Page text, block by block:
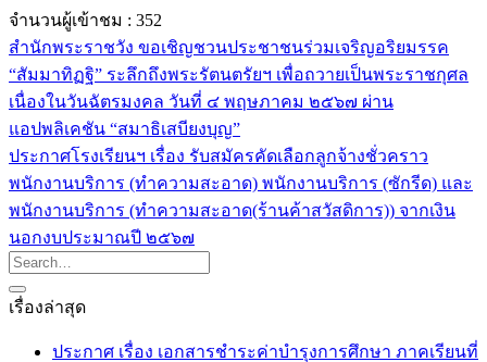
จำนวนผู้เข้าชม : 352
สำนักพระราชวัง ขอเชิญชวนประชาชนร่วมเจริญอริยมรรค
“สัมมาทิฏฐิ” ระลึกถึงพระรัตนตรัยฯ เพื่อถวายเป็นพระราชกุศล
เนื่องในวันฉัตรมงคล วันที่ ๔ พฤษภาคม ๒๕๖๗ ผ่าน
แอปพลิเคชัน “สมาธิเสบียงบุญ”
ประกาศโรงเรียนฯ เรื่อง รับสมัครคัดเลือกลูกจ้างชั่วคราว
พนักงานบริการ (ทำความสะอาด) พนักงานบริการ (ซักรีด) และ
พนักงานบริการ (ทำความสะอาด(ร้านค้าสวัสดิการ)) จากเงิน
นอกงบประมาณปี ๒๕๖๗
เรื่องล่าสุด
ประกาศ เรื่อง เอกสารชำระค่าบำรุงการศึกษา ภาคเรียนที่